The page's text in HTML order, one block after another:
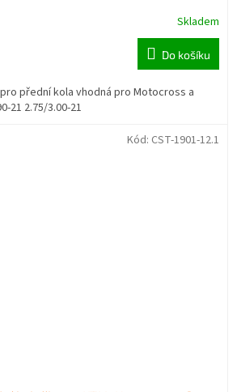
Skladem
Do košíku
přední kola vhodná pro Motocross a
21 2.75/3.00-21
Kód: CST-1901-12.1